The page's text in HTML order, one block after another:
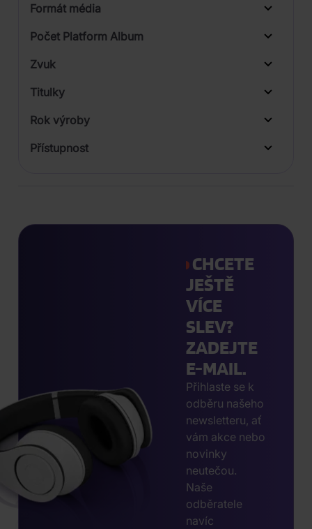
Formát média
Počet Platform Album
Zvuk
Titulky
Rok výroby
Přístupnost
CHCETE
JEŠTĚ
VÍCE
SLEV?
ZADEJTE
E-MAIL.
Přihlaste se k
odběru našeho
newsletteru, ať
vám akce nebo
novinky
neutečou.
Naše
odběratele
navíc